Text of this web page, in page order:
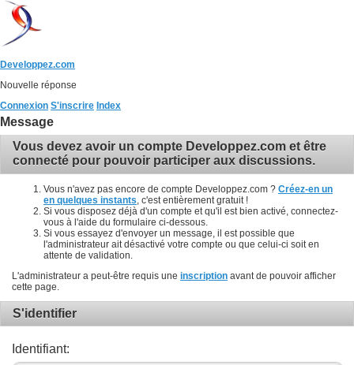
Developpez.com
Nouvelle réponse
Connexion S'inscrire Index
Message
Vous devez avoir un compte Developpez.com et être
connecté pour pouvoir participer aux discussions.
Vous n'avez pas encore de compte Developpez.com ? Créez-en un
en quelques instants , c'est entièrement gratuit !
Si vous disposez déjà d'un compte et qu'il est bien activé, connectez-
vous à l'aide du formulaire ci-dessous.
Si vous essayez d'envoyer un message, il est possible que
l'administrateur ait désactivé votre compte ou que celui-ci soit en
attente de validation.
L'administrateur a peut-être requis une inscription avant de pouvoir afficher
cette page.
S'identifier
Identifiant: